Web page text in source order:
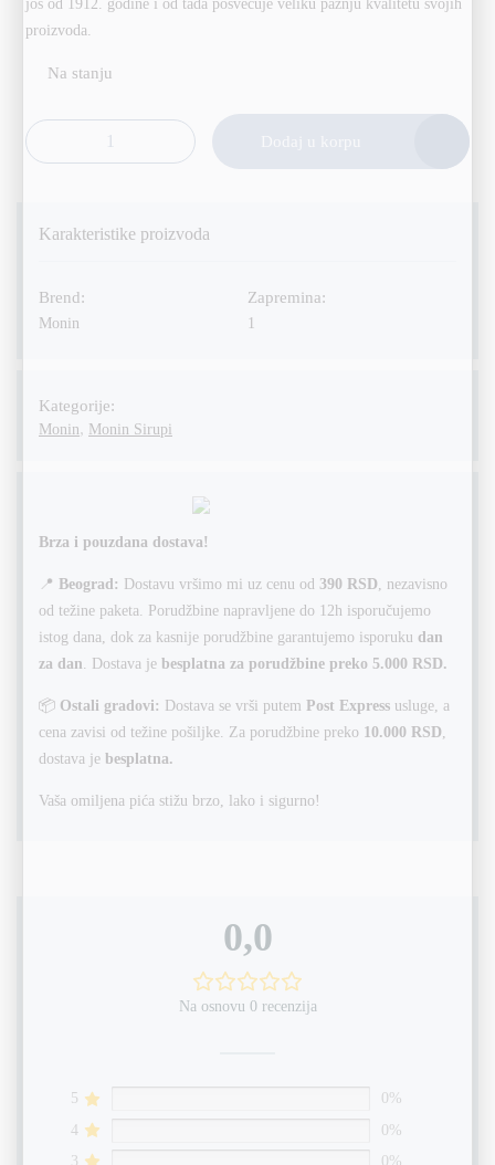
još od 1912. godine i od tada posvećuje veliku pažnju kvalitetu svojih
proizvoda.
Monin Sirup Karamela 1l količina
Alternative:
Karakteristike proizvoda
Brend:
Monin
Zapremina:
1
Kategorije:
Monin, Monin Sirupi
Brza i pouzdana dostava!
📍 Beograd: Dostavu vršimo mi uz cenu od 390 RSD, nezavisno
od težine paketa. Porudžbine napravljene do 12h isporučujemo
istog dana, dok za kasnije porudžbine garantujemo isporuku dan
za dan. Dostava je besplatna za porudžbine preko 5.000 RSD.
📦 Ostali gradovi: Dostava se vrši putem Post Express usluge, a
cena zavisi od težine pošiljke. Za porudžbine preko 10.000 RSD,
dostava je besplatna.
Vaša omiljena pića stižu brzo, lako i sigurno!
0,0
Na osnovu 0 recenzija
5
0%
4
0%
3
0%